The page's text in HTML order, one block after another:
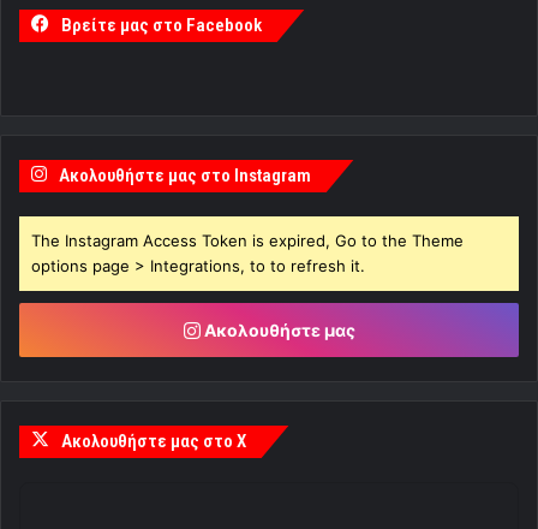
Βρείτε μας στο Facebook
Ακολουθήστε μας στο Instagram
The Instagram Access Token is expired, Go to the Theme
options page > Integrations, to to refresh it.
Ακολουθήστε μας
Ακολουθήστε μας στο X